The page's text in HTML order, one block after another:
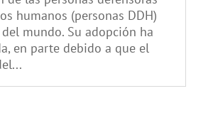
humanos (personas DDH)
mundo. Su adopción ha
en parte debido a que el